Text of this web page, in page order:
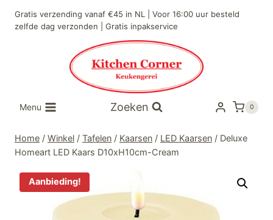
naar
Gratis verzending vanaf €45 in NL | Voor 16:00 uur besteld
zelfde dag verzonden | Gratis inpakservice
Menu Zoeken 0
Home / Winkel / Tafelen / Kaarsen / LED Kaarsen / Deluxe
Homeart LED Kaars D10xH10cm-Cream
Aanbieding!